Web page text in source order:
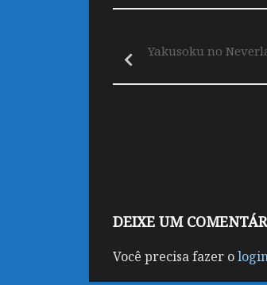
Yakusoku no
DEIXE UM
Você precisa fazer o